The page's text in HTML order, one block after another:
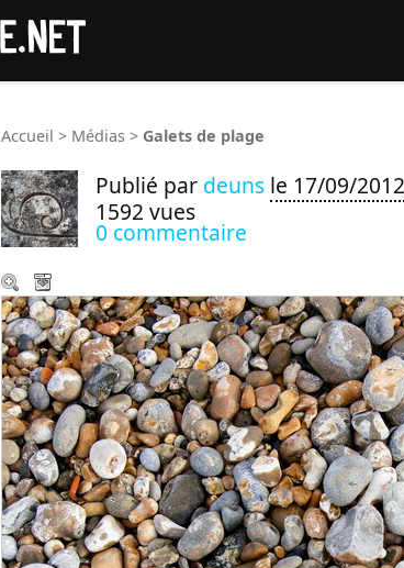
Accueil > Médias > Galets de plage
Publié par deuns le 17/09/2012
1592 vues
0 commentaire